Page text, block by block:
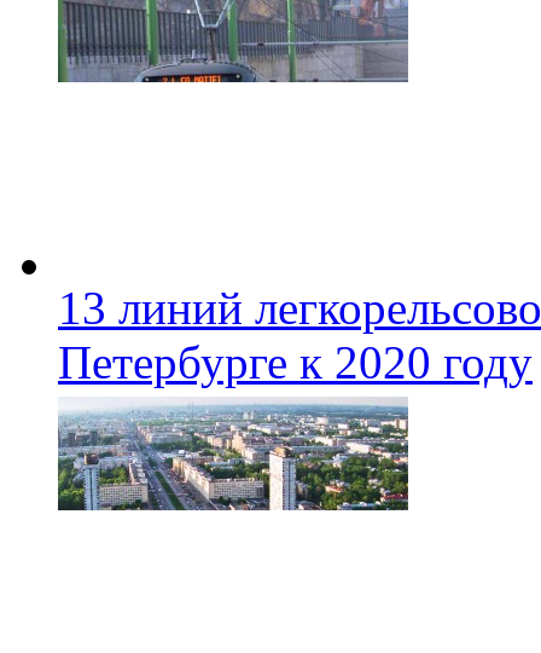
13 линий
Петербурге к 2020 году